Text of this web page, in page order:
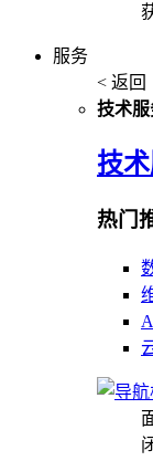
服务
< 返回
技术
技
热门